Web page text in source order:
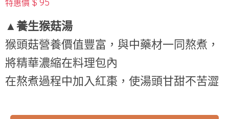
▲養生猴菇湯
猴頭菇營養價值豐富，與中藥材一同熬煮，
將精華濃縮在料理包內
在熬煮過程中加入紅棗，使湯頭甘甜不苦澀